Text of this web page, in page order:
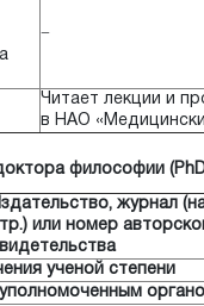
−
Читает лекции и
в НАО
философии
журнал
или номер
ученой степени